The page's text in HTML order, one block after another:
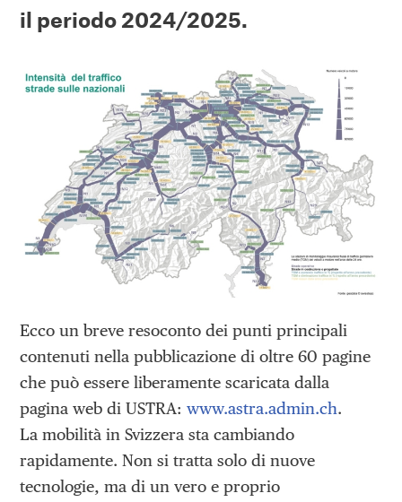
il periodo 2024/2025.
Ecco un breve resoconto dei punti principali
contenuti nella pubblicazione di oltre 60 pagine
che può essere liberamente scaricata dalla
pagina web di USTRA:www.astra.admin.ch.
La mobilità in Svizzera sta cambiando
rapidamente. Non si tratta solo di nuove
tecnologie, ma di un vero e proprio